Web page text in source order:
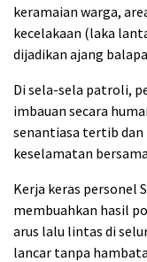
keramaian warga,
kecelakaan (laka
dijadikan ajang
Di sela-sela patroli,
imbauan secara
senantiasa tertib
keselamatan
Kerja keras personel
membuahkan hasil
arus lalu lintas di
lancar tanpa